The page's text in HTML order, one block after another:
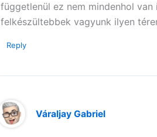
függetlenül ez nem mindenhol
felkészültebbek vagyunk ilyen
Reply
Váraljay Gabriel